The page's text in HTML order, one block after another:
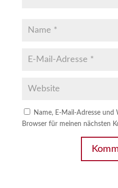
Name, E-Mail-Adresse und
Browser für meinen nächsten